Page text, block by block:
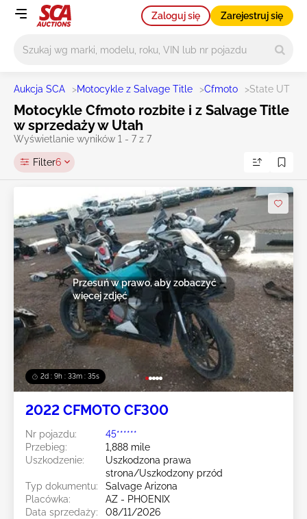
Zaloguj się Zarejestruj się
Aukcja SCA >Motocykle z Salvage Title >Cfmoto >State UT
Motocykle Cfmoto rozbite i z Salvage Title
w sprzedaży w Utah
Wyświetlanie wyników 1 - 7 z 7
Filter6
2d : 9h : 33m : 34s
Przesuń w prawo, aby zobaczyć
więcej zdjęć
2022 CFMOTO CF300
Nr pojazdu:
45******
Przebieg:
1,888 mile
Uszkodzenie:
Uszkodzona prawa
strona/Uszkodzony przód
Typ dokumentu:
Salvage Arizona
Placówka:
AZ - PHOENIX
Data sprzedaży:
08/11/2026